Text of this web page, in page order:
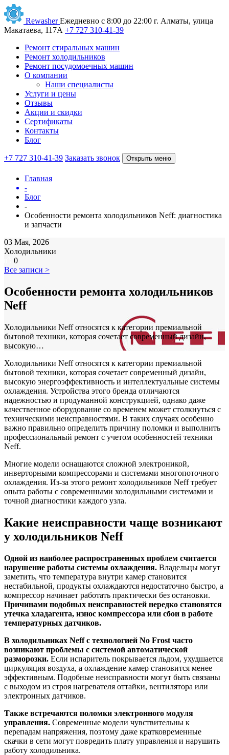
Rewasher Ежедневно с 8:00 до 22:00 г. Алматы, улица
Макатаева, 117А +7 727 310-41-39
Ремонт стиральных машин
Ремонт холодильников
Ремонт посудомоечных машин
О компании
Наши специалисты
Услуги и цены
Отзывы
Акции и скидки
Сертификаты
Контакты
Блог
+7 727 310-41-39 Заказать звонок Открыть меню
Главная
-
Блог
-
Особенности ремонта холодильников Neff: диагностика
и запчасти
03 Мая, 2026
Холодильники
0
Все записи >
Особенности ремонта холодильников
Neff
Холодильники Neff относятся к категории премиальной
бытовой техники, которая сочетает современный дизайн,
высокую…
Холодильники Neff относятся к категории премиальной
бытовой техники, которая сочетает современный дизайн,
высокую энергоэффективность и интеллектуальные системы
охлаждения. Устройства этого бренда отличаются
надежностью и продуманной конструкцией, однако даже
качественное оборудование со временем может столкнуться с
техническими неисправностями. В таких случаях особенно
важно правильно определить причину поломки и выполнить
профессиональный ремонт с учетом особенностей техники
Neff.
Многие модели оснащаются сложной электроникой,
инверторными компрессорами и системами многопоточного
охлаждения. Из-за этого ремонт холодильников Neff требует
опыта работы с современными холодильными системами и
точной диагностики каждого узла.
Какие неисправности чаще возникают
у холодильников Neff
Одной из наиболее распространенных проблем считается
нарушение работы системы охлаждения. Владельцы могут
заметить, что температура внутри камер становится
нестабильной, продукты охлаждаются недостаточно быстро, а
компрессор начинает работать практически без остановки.
Причинами подобных неисправностей нередко становятся
утечка хладагента, износ компрессора или сбои в работе
температурных датчиков.
В холодильниках Neff с технологией No Frost часто
возникают проблемы с системой автоматической
разморозки. Если испаритель покрывается льдом, ухудшается
циркуляция воздуха, а охлаждение камер становится менее
эффективным. Подобные неисправности могут быть связаны
с выходом из строя нагревателя оттайки, вентилятора или
электронных датчиков.
Также встречаются поломки электронного модуля
управления. Современные модели чувствительны к
перепадам напряжения, поэтому даже кратковременные
скачки в сети могут повредить плату управления и нарушить
работу холодильника.